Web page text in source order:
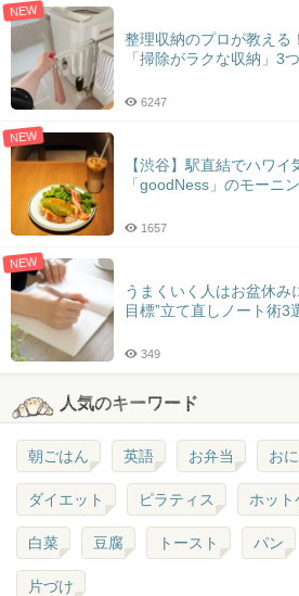
NEW
整理収納のプロが教える
「掃除がラクな収納」3つ
6247
NEW
【渋谷】駅直結でハワ
「goodNess」のモーニ
1657
NEW
うまくいく人はお盆休み
目標”立て直しノート術3
349
人気のキーワード
朝ごはん 英語 お弁当 お
ダイエット ピラティス ホット
白菜 豆腐 トースト パン
片づけ